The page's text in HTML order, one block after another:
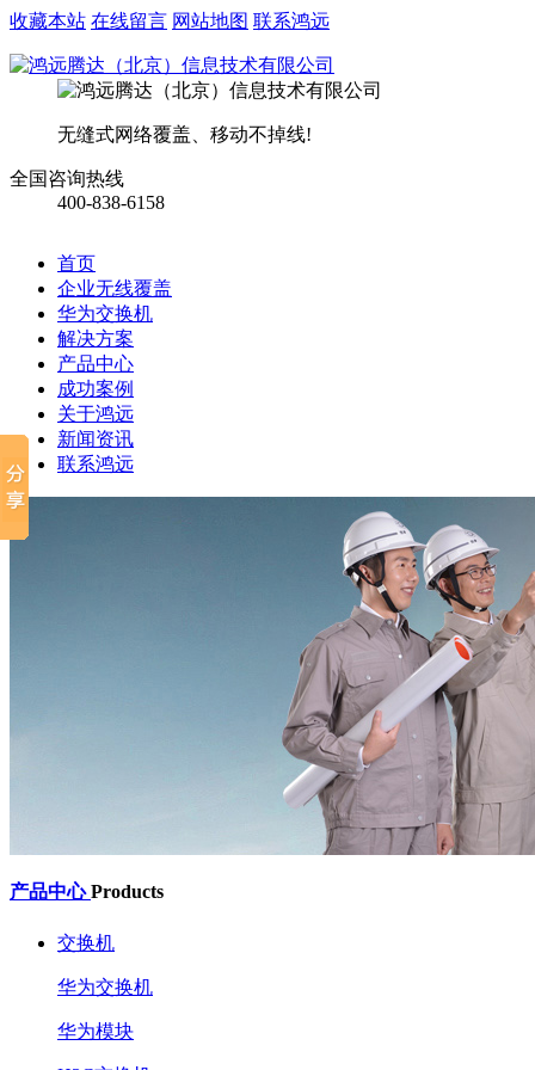
收藏本站 在线留言 网站地图 联系鸿远
无缝式网络覆盖、移动不掉线!
全国咨询热线
400-838-6158
首页
企业无线覆盖
华为交换机
解决方案
产品中心
成功案例
关于鸿远
新闻资讯
联系鸿远
产品中心Products
交换机
华为交换机
华为模块